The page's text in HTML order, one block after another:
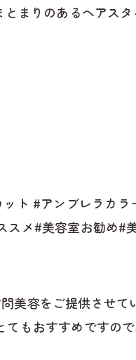
まりのあるヘアス
ト #アンブレラカラ
メ#美容室お勧め#
美容をご提供させて
もおすすめですの